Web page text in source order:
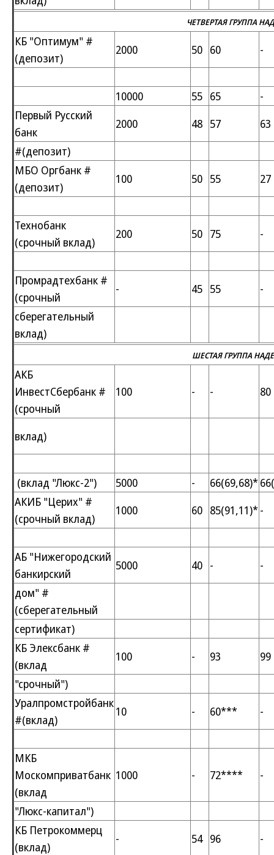
ЧЕТВЕРТАЯ ГРУППА
КБ "Оптимум" #
(депозит)
2000 50 60 -
10000 55 65
-
Первый Русский
банк
2000 48 57
63
#(депозит)
МБО Оргбанк #
(депозит)
100 50 55 27
Технобанк
(срочный вклад)
200 50 75 -
Промрадтехбанк #
(срочный
- 45 55
-
сберегательный
вклад)
ШЕСТАЯ ГРУППА
АКБ
ИнвестСбербанк #
(срочный
100 - - 80
вклад)
(вклад "Люкс-2") 5000 - 66(69,68)*
АКИБ "Церих" #
(срочный вклад)
1000 60 85(91,11)* -
АБ "Нижегородский
банкирский
5000 40 -
-
дом" #
(сберегательный
сертификат)
КБ Элексбанк #
(вклад
100 - 93
99
"срочный")
Уралпромстройбанк
#(вклад)
10 - 60*** -
МКБ
Москомприватбанк
(вклад
1000 - 72**** -
"Люкс-капитал")
КБ Петрокоммерц
(вклад)
- 54 96 -